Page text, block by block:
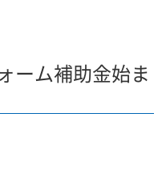
ーム補助金始ま